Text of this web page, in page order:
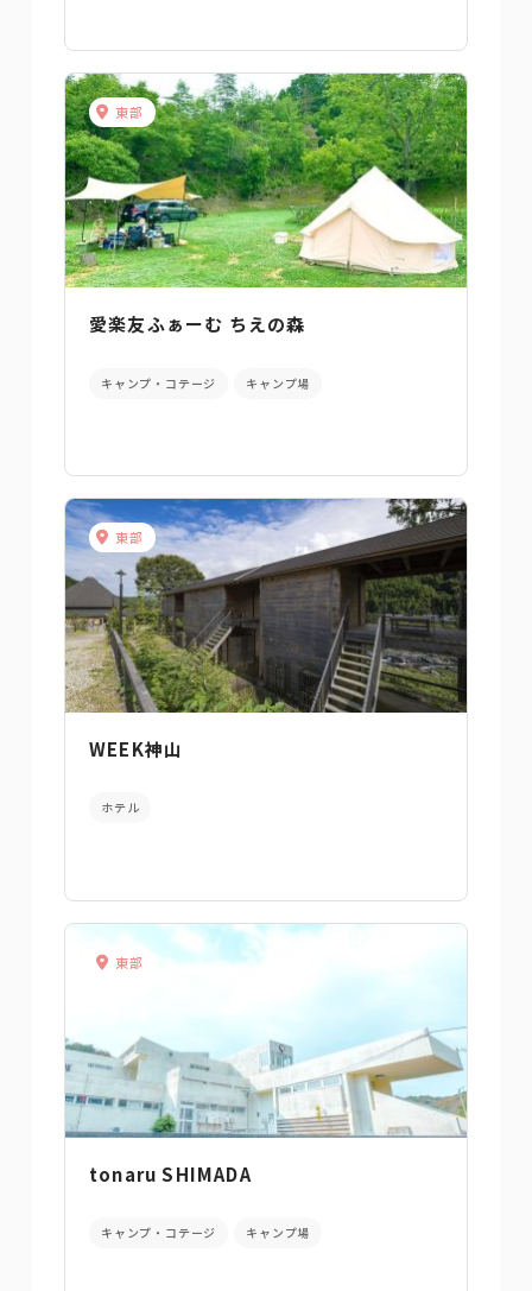
東部
愛楽友ふぁーむ ちえの森
キャンプ・コテージ キャンプ場
東部
WEEK神山
ホテル
東部
tonaru SHIMADA
キャンプ・コテージ キャンプ場